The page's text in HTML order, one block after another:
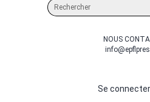
sur
NOUS
Se connecter